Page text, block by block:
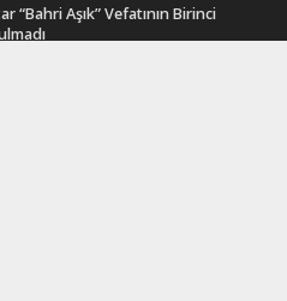
“Bahri Aşık” Vefatının Birinci